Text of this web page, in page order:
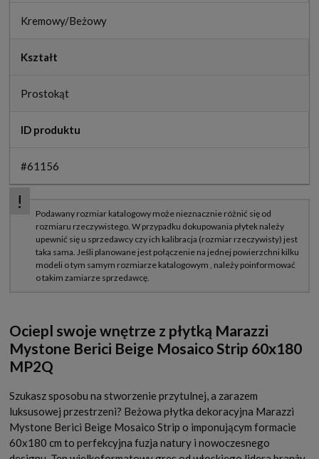
Kremowy/Beżowy
Kształt
Prostokąt
ID produktu
#61156
Ociepl swoje wnętrze z płytką Marazzi
Mystone Berici Beige Mosaico Strip 60x180
MP2Q
Szukasz sposobu na stworzenie przytulnej, a zarazem
luksusowej przestrzeni? Beżowa płytka dekoracyjna Marazzi
Mystone Berici Beige Mosaico Strip o imponującym formacie
60x180 cm to perfekcyjna fuzja natury i nowoczesnego